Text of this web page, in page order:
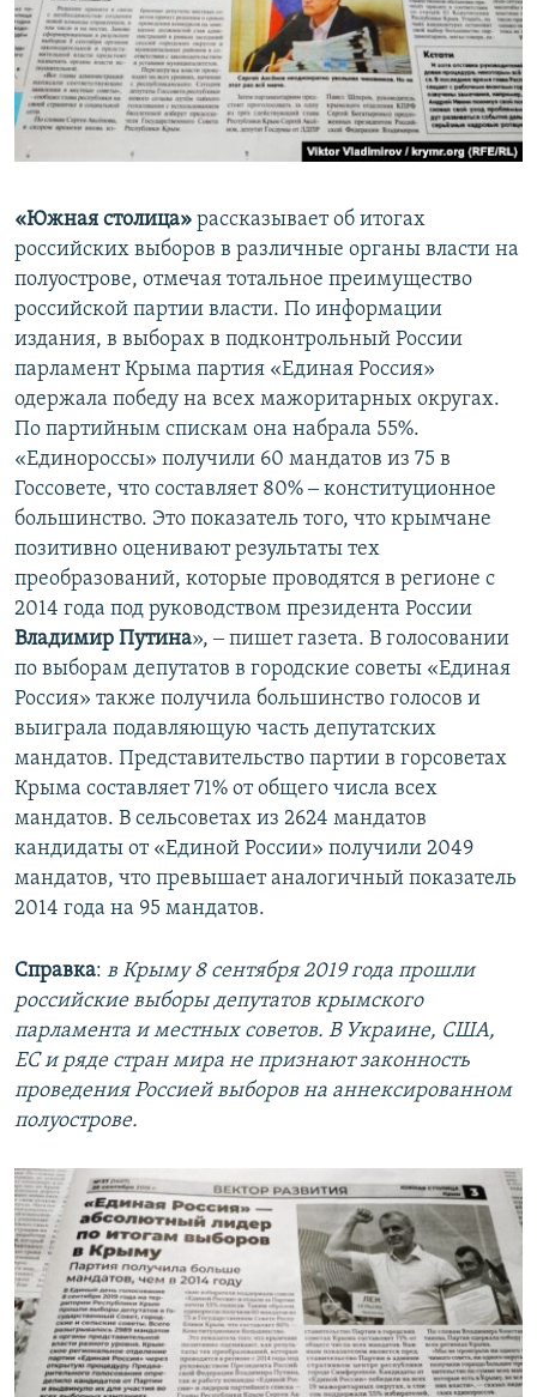
«Южная столица» рассказывает об итогах
российских выборов в различные органы власти на
полуострове, отмечая тотальное преимущество
российской партии власти. По информации
издания, в выборах в подконтрольный России
парламент Крыма партия «Единая Россия»
одержала победу на всех мажоритарных округах.
По партийным спискам она набрала 55%.
«Единороссы» получили 60 мандатов из 75 в
Госсовете, что составляет 80% ‒ конституционное
большинство. Это показатель того, что крымчане
позитивно оценивают результаты тех
преобразований, которые проводятся в регионе с
2014 года под руководством президента России
Владимир Путина», ‒ пишет газета. В голосовании
по выборам депутатов в городские советы «Единая
Россия» также получила большинство голосов и
выиграла подавляющую часть депутатских
мандатов. Представительство партии в горсоветах
Крыма составляет 71% от общего числа всех
мандатов. В сельсоветах из 2624 мандатов
кандидаты от «Единой России» получили 2049
мандатов, что превышает аналогичный показатель
2014 года на 95 мандатов.
Справка: в Крыму 8 сентября 2019 года прошли
российские выборы депутатов крымского
парламента и местных советов. В Украине, США,
ЕС и ряде стран мира не признают законность
проведения Россией выборов на аннексированном
полуострове.